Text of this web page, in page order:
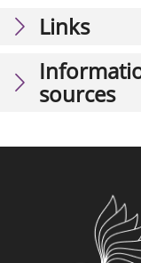
Links
sources